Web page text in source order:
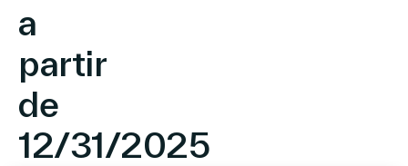
a
partir
de
12/31/2025